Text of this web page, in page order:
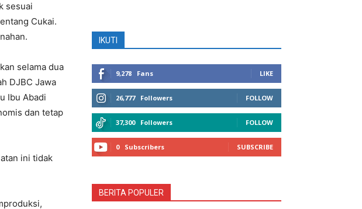
sesuai
Cukai.
selama dua
DJBC Jawa
Ibu Abadi
dan tetap
ini tidak
IKUTI
9,278 Fans LIKE
26,777 Followers FOLLOW
37,300 Followers FOLLOW
0 Subscribers SUBSCRIBE
BERITA POPULER